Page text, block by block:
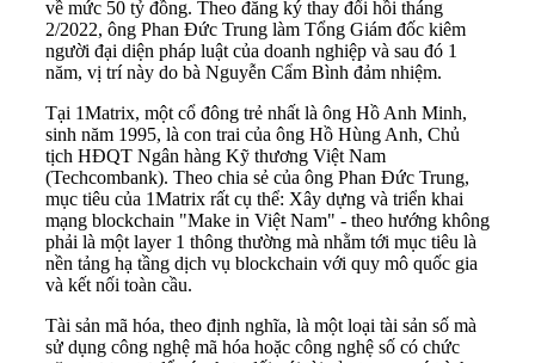
về mức 50 tỷ đồng. Theo đăng ký thay đổi hồi tháng
2/2022, ông Phan Đức Trung làm Tổng Giám đốc kiêm
người đại diện pháp luật của doanh nghiệp và sau đó 1
năm, vị trí này do bà Nguyễn Cẩm Bình đảm nhiệm.
Tại 1Matrix, một cổ đông trẻ nhất là ông Hồ Anh Minh,
sinh năm 1995, là con trai của ông Hồ Hùng Anh, Chủ
tịch HĐQT Ngân hàng Kỹ thương Việt Nam
(Techcombank). Theo chia sẻ của ông Phan Đức Trung,
mục tiêu của 1Matrix rất cụ thể: Xây dựng và triển khai
mạng blockchain "Make in Việt Nam" - theo hướng không
phải là một layer 1 thông thường mà nhằm tới mục tiêu là
nền tảng hạ tầng dịch vụ blockchain với quy mô quốc gia
và kết nối toàn cầu.
Tài sản mã hóa, theo định nghĩa, là một loại tài sản số mà
sử dụng công nghệ mã hóa hoặc công nghệ số có chức